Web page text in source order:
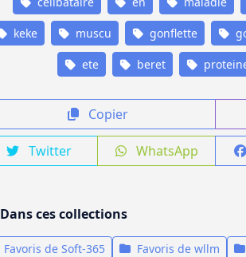
keke muscu gonflette
ete beret
Copier
Twitter WhatsApp
Dans ces collections
Favoris de Soft-365 Favoris de wllm